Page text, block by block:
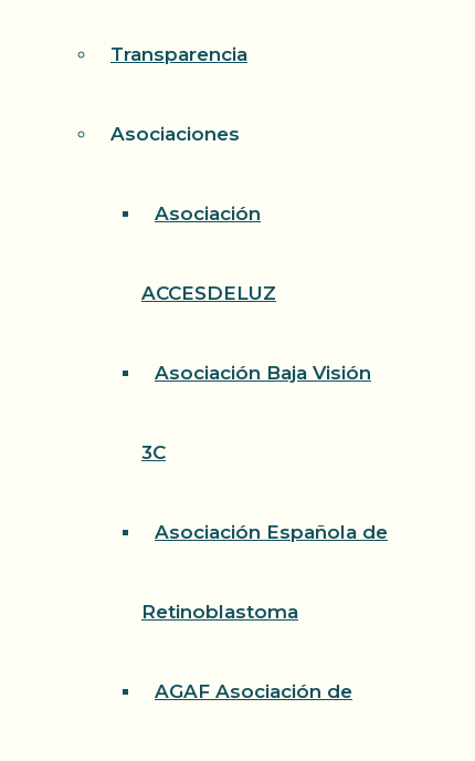
Transparencia
Asociaciones
Asociación
ACCESDELUZ
Asociación Baja Visión
3C
Asociación Española de
Retinoblastoma
AGAF Asociación de